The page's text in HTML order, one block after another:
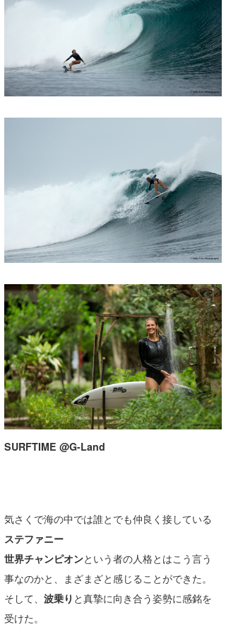
SURFTIME @G-Land
気さくで海の中では誰とでも仲良く接している
ステファニー
世界チャンピオンという者の人格とはこう言う
事なのかと、まざまざと感じることができた。
そして、波乗り と真摯に向き合う姿勢に感銘を
受けた。